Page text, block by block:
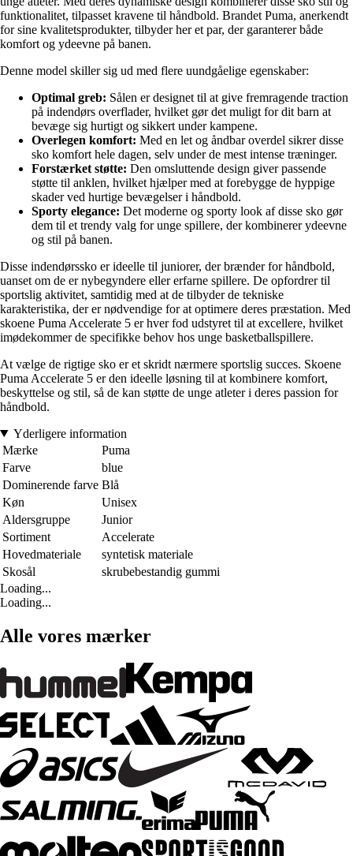
funktionalitet, tilpasset kravene til håndbold. Brandet Puma, anerkendt
for sine kvalitetsprodukter, tilbyder her et par, der garanterer både
komfort og ydeevne på banen.
Denne model skiller sig ud med flere uundgåelige egenskaber:
Optimal greb: Sålen er designet til at give fremragende traction
på indendørs overflader, hvilket gør det muligt for dit barn at
bevæge sig hurtigt og sikkert under kampene.
Overlegen komfort: Med en let og åndbar overdel sikrer disse
sko komfort hele dagen, selv under de mest intense træninger.
Forstærket støtte: Den omsluttende design giver passende
støtte til anklen, hvilket hjælper med at forebygge de hyppige
skader ved hurtige bevægelser i håndbold.
Sporty elegance: Det moderne og sporty look af disse sko gør
dem til et trendy valg for unge spillere, der kombinerer ydeevne
og stil på banen.
Disse indendørssko er ideelle til juniorer, der brænder for håndbold,
uanset om de er nybegyndere eller erfarne spillere. De opfordrer til
sportslig aktivitet, samtidig med at de tilbyder de tekniske
karakteristika, der er nødvendige for at optimere deres præstation. Med
skoene Puma Accelerate 5 er hver fod udstyret til at excellere, hvilket
imødekommer de specifikke behov hos unge basketballspillere.
At vælge de rigtige sko er et skridt nærmere sportslig succes. Skoene
Puma Accelerate 5 er den ideelle løsning til at kombinere komfort,
beskyttelse og stil, så de kan støtte de unge atleter i deres passion for
håndbold.
Yderligere information
Mærke
Puma
Farve
blue
Dominerende farve Blå
Køn
Unisex
Aldersgruppe
Junior
Sortiment
Accelerate
Hovedmateriale
syntetisk materiale
Skosål
skrubebestandig gummi
Loading...
Loading...
Alle vores mærker